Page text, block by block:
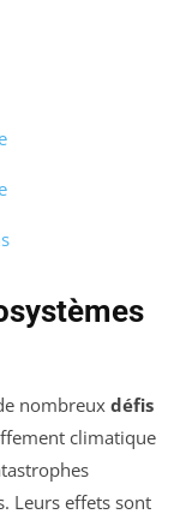
nombreux défis
climatique
Leurs effets sont